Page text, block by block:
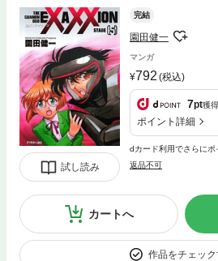
試し読み
完結
園田健一
マンガ
792 (税込)
7pt獲得
ポイント詳細
dカード利用でさらにポ
返品不可
カートへ
作品をチェック